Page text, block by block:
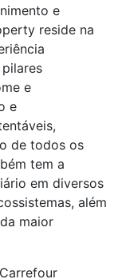
e
reside na
e
e
de todos os
tem a
em diversos
além
maior